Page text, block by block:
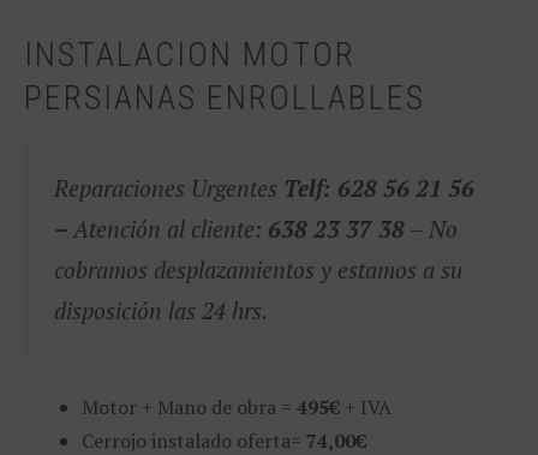
INSTALACION MOTOR
PERSIANAS ENROLLABLES
Reparaciones Urgentes Telf: 628 56 21 56
–Atención al cliente: 638 23 37 38 – No
cobramos desplazamientos y estamos a su
disposición las 24 hrs.
Motor + Mano de obra = 495€ + IVA
Cerrojo instalado oferta= 74,00€